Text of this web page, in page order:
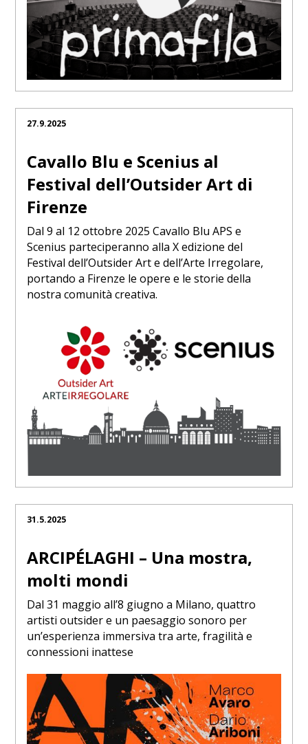
27.9.2025
Cavallo Blu e Scenius al
Festival dell’Outsider Art di
Firenze
Dal 9 al 12 ottobre 2025 Cavallo Blu APS e
Scenius parteciperanno alla X edizione del
Festival dell’Outsider Art e dell’Arte Irregolare,
portando a Firenze le opere e le storie della
nostra comunità creativa.
31.5.2025
ARCIPÉLAGHI – Una mostra,
molti mondi
Dal 31 maggio all’8 giugno a Milano, quattro
artisti outsider e un paesaggio sonoro per
un’esperienza immersiva tra arte, fragilità e
connessioni inattese